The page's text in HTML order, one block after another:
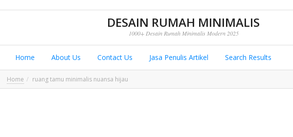
DESAIN RUMAH MINIMALIS
1000+ Desain Rumah Minimalis Modern 2025
Home About Us Contact Us Jasa Penulis Artikel Search Results
Home ruang tamu minimalis nuansa hijau